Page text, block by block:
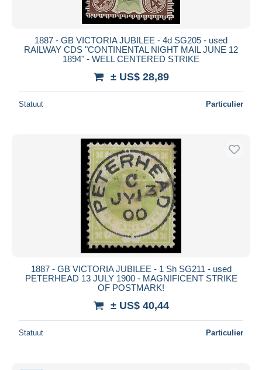
1887 - GB VICTORIA JUBILEE - 4d SG205 - used
RAILWAY CDS "CONTINENTAL NIGHT MAIL JUNE 12
1894" - WELL CENTERED STRIKE
± US$ 28,89
Statuut Particulier
1887 - GB VICTORIA JUBILEE - 1 Sh SG211 - used
PETERHEAD 13 JULY 1900 - MAGNIFICENT STRIKE
OF POSTMARK!
± US$ 40,44
Statuut Particulier